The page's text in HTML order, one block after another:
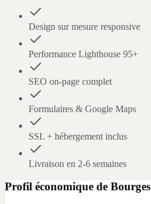
Design sur mesure responsive
Performance Lighthouse 95+
SEO on-page complet
Formulaires & Google Maps
SSL + hébergement inclus
Livraison en 2-6 semaines
Profil économique de Bourges